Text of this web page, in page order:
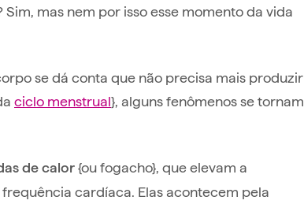
mas nem por isso esse momento da vida
se dá conta que não precisa mais produzir
ciclo menstrual}, alguns fenômenos se tornam
de calor {ou fogacho}, que elevam a
cardíaca. Elas acontecem pela